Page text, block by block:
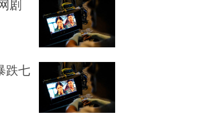
剧
跌七